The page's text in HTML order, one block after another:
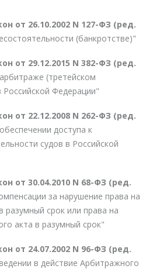
от 26.10.2002 N 127-ФЗ (ред.
(банкротстве)"
от 29.12.2015 N 382-ФЗ (ред.
(третейском
Российской Федерации"
от 22.12.2008 N 262-ФЗ (ред.
доступа к
судов в Российской
от 30.04.2010 N 68-ФЗ (ред.
за нарушение права на
разумный срок или права на
акта в разумный срок"
от 24.07.2002 N 96-ФЗ (ред.
в действие Арбитражного